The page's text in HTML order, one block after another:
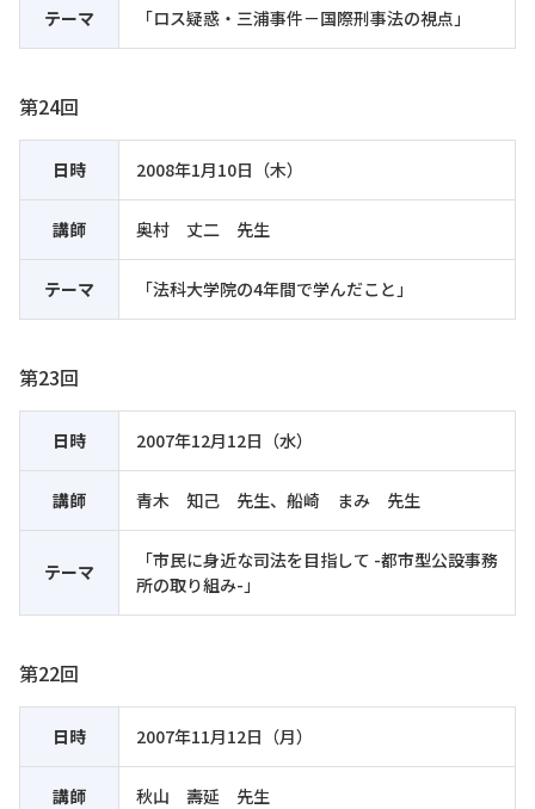
テーマ 「ロス疑惑・三浦事件－国際刑事法の視点」
第24回
日時 2008年1月10日（木）
講師 奥村 丈二 先生
テーマ 「法科大学院の4年間で学んだこと」
第23回
日時 2007年12月12日（水）
講師 青木 知己 先生、船崎 まみ 先生
テーマ
「市民に身近な司法を目指して -都市型公設事務
所の取り組み-」
第22回
日時 2007年11月12日（月）
講師 秋山 壽延 先生